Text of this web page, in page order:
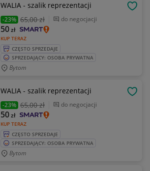
WALIA - szalik reprezentacji
-23% 65,00 zł do negocjacji
KUP TERAZ
50zł
CZĘSTO SPRZEDAJE
SPRZEDAJĄCY: OSOBA PRYWATNA
Bytom
WALIA - szalik reprezentacji
-23% 65,00 zł do negocjacji
KUP TERAZ
50zł
CZĘSTO SPRZEDAJE
SPRZEDAJĄCY: OSOBA PRYWATNA
Bytom